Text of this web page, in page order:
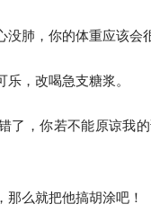
没肺，你的体重应该会
，改喝急支糖浆。
了，你若不能原谅我
那么就把他搞胡涂吧！